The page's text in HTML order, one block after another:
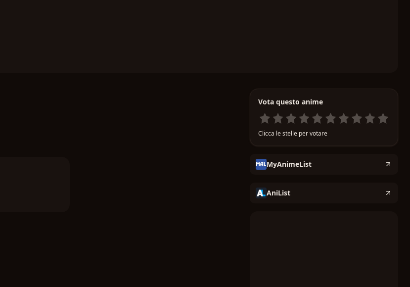
Vota questo anime
Clicca le stelle per votare
MyAnimeList
AniList